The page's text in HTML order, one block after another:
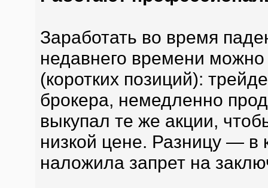
Заработать во время
недавнего времени
(коротких позиций):
брокера, немедленно
выкупал те же акции,
низкой цене. Разницу —
наложила запрет на